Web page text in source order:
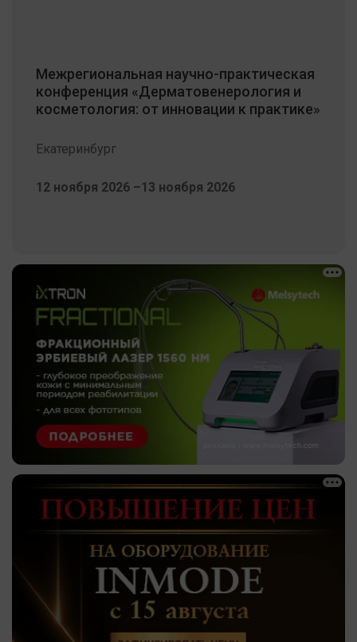
Межрегиональная научно-практическая
конференция «Дерматовенерология и
косметология: от инновации к практике»
Екатеринбург
12 ноября 2026 –13 ноября 2026